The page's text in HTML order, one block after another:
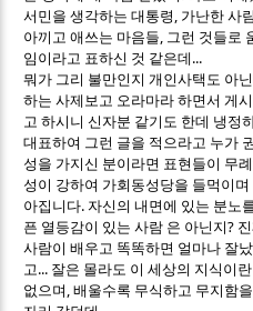
서민을 생각하는 대통령, 가난한 사
아끼고 애쓰는 마음들, 그런 것들로
임이라고 표하신 것 같은데...
뭐가 그리 불만인지 개인사택도 아
하는 사제보고 오라마라 하면서 게
고 하시니 신자분 같기도 한데 냉정
대표하여 그런 글을 적으라고 누가
성을 가지신 분이라면 표현들이 무
성이 강하여 가회동성당을 들먹이
아집니다. 자신의 내면에 있는 분노
픈 열등감이 있는 사람 은 아닌지?
사람이 배우고 똑똑하면 얼마나 잘
고... 잘은 몰라도 이 세상의 지식이
없으며, 배울수록 무식하고 무지함